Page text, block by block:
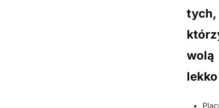
tych,
wolą
lekko